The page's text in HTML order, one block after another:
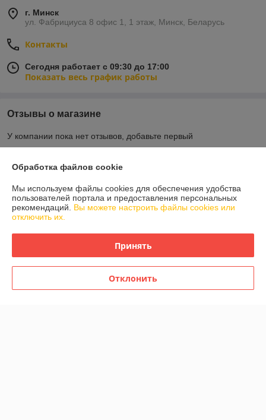
г. Минск
ул. Фабрициуса 8 офис 1, 1 этаж, Минск, Беларусь
Контакты
Сегодня работает с 09:30 до 17:00
Показать весь график работы
Отзывы о магазине
У компании пока нет отзывов, добавьте первый
О нас
Контакты
График работы
Обработка файлов cookie
Мы используем файлы cookies для обеспечения удобства
пользователей портала и предоставления персональных
рекомендаций. Вы можете настроить файлы cookies или
отключить их.
Принять
Отклонить